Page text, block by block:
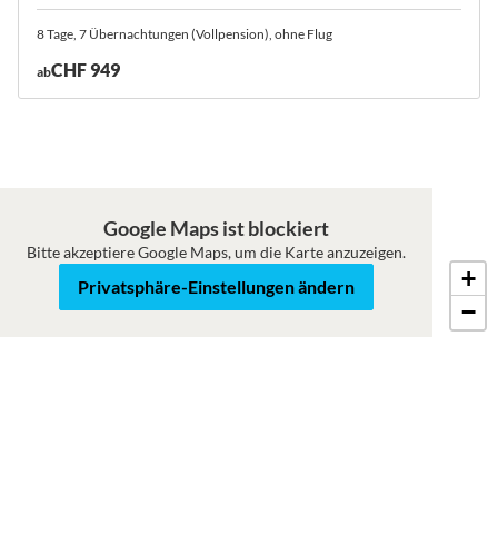
8 Tage, 7 Übernachtungen (Vollpension), ohne Flug
abCHF 949
Roadmap Satellit
+
−
Google Maps ist blockiert
Bitte akzeptiere Google Maps, um die Karte anzuzeigen.
Privatsphäre-Einstellungen ändern